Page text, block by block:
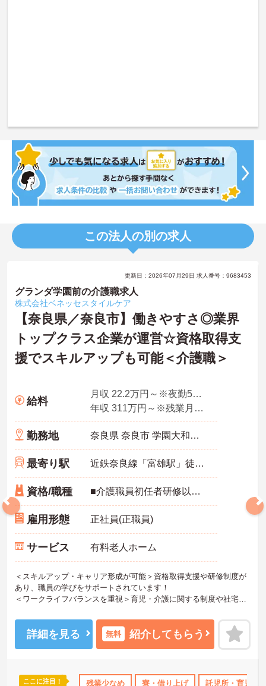
この法人の別の求人
寮・借り上げ 託児所・育児補助 無資格OK 年間休日110
更新日：2026年07月29日 求人番号：9683453
グランダ学園前の介護職求人
株式会社ベネッセスタイルケア
【奈良県／奈良市】働きやすさ◎業界
トップクラス企業が運営☆資格取得支
援でスキルアップも可能＜介護職＞
給料
月収 22.2万円～※夜勤5回想定
年収 311万円～※残業月10時間、夜勤平均5回、各種手当・賞与を含んだ例です
勤務地 奈良県 奈良市 学園大和町5-748-1
最寄り駅 近鉄奈良線「富雄駅」徒歩12分
資格/職種 ■介護職員初任者研修以上 ※無資格の方も応募可（資格支援制度あり）
雇用形態 正社員(正職員)
サービス 有料老人ホーム
＜スキルアップ・キャリア形成が可能＞資格取得支援や研修制度が
あり、職員の学びをサポートされています！
＜ワークライフバランスを重視＞育児・介護に関する制度や社宅制
＜寄り添ったケアの実施＞利用者さまに深く寄り添ったサービスの
提供を目指し、職員の専門性を高めるような人材育成にも注力され
詳細を見る 無料 紹介してもらう
ここに注目！ 残業少なめ 寮・借り上げ 託児所・育児補